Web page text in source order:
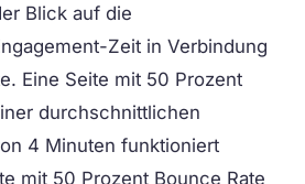
Blick auf die
Zeit in Verbindung
Eine Seite mit 50 Prozent
durchschnittlichen
4 Minuten funktioniert
mit 50 Prozent Bounce Rate